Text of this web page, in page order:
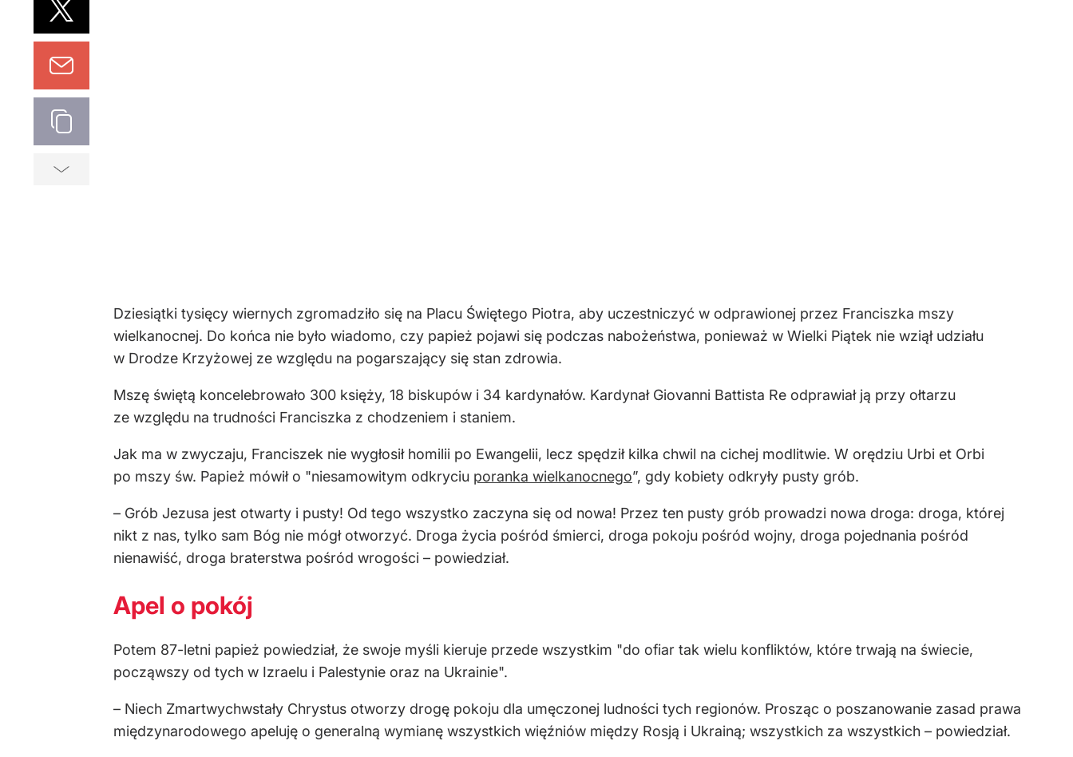
Dziesiątki tysięcy wiernych zgromadziło się na Placu Świętego Piotra, aby uczestniczyć w odprawionej przez Franciszka mszy
wielkanocnej. Do końca nie było wiadomo, czy papież pojawi się podczas nabożeństwa, ponieważ w Wielki Piątek nie wziął udziału
w Drodze Krzyżowej ze względu na pogarszający się stan zdrowia.
Mszę świętą koncelebrowało 300 księży, 18 biskupów i 34 kardynałów. Kardynał Giovanni Battista Re odprawiał ją przy ołtarzu
ze względu na trudności Franciszka z chodzeniem i staniem.
Jak ma w zwyczaju, Franciszek nie wygłosił homilii po Ewangelii, lecz spędził kilka chwil na cichej modlitwie. W orędziu Urbi et Orbi
po mszy św. Papież mówił o "niesamowitym odkryciu poranka wielkanocnego”, gdy kobiety odkryły pusty grób.
– Grób Jezusa jest otwarty i pusty! Od tego wszystko zaczyna się od nowa! Przez ten pusty grób prowadzi nowa droga: droga, której
nikt z nas, tylko sam Bóg nie mógł otworzyć. Droga życia pośród śmierci, droga pokoju pośród wojny, droga pojednania pośród
nienawiść, droga braterstwa pośród wrogości – powiedział.
Apel o pokój
Potem 87-letni papież powiedział, że swoje myśli kieruje przede wszystkim "do ofiar tak wielu konfliktów, które trwają na świecie,
począwszy od tych w Izraelu i Palestynie oraz na Ukrainie".
– Niech Zmartwychwstały Chrystus otworzy drogę pokoju dla umęczonej ludności tych regionów. Prosząc o poszanowanie zasad prawa
międzynarodowego apeluję o generalną wymianę wszystkich więźniów między Rosją i Ukrainą; wszystkich za wszystkich – powiedział.